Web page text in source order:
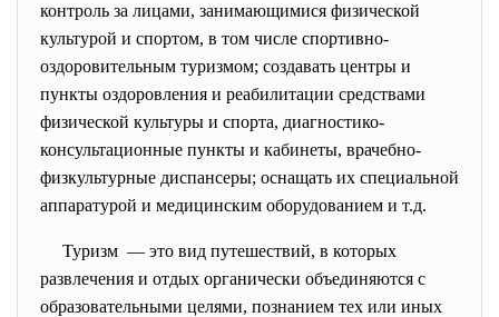
контроль за лицами, занимающимися физической
культурой и спортом, в том числе спортивно-
оздоровительным туризмом; создавать центры и
пункты оздоровления и реабилитации средствами
физической культуры и спорта, диагностико-
консультационные пункты и кабинеты, врачебно-
физкультурные диспансеры; оснащать их специальной
аппаратурой и медицинским оборудованием и т.д.
Туризм — это вид путешествий, в которых
развлечения и отдых органически объединяются с
образовательными целями, познанием тех или иных